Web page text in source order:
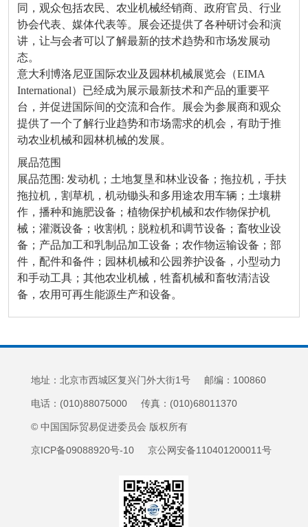
同，观众包括农民、农业机械经销商、政府官员、行业
协会代表、媒体代表等。展会还提供了各种研讨会和演
讲，让与会者可以了解最新的技术趋势和市场发展动
态。
意大利博洛尼亚国际农业及园林机械展览会（EIMA
International）已经成为展示最新技术和产品的重要平
台，并促进国际间的交流和合作。展会为参展商和观众
提供了一个了解行业趋势和市场需求的机会，有助于推
动农业机械和园林机械的发展。
展品范围
展品范围: 发动机；土地复垦和林业设备；拖拉机，手扶
拖拉机，割草机，机动锄头和多用途农用车辆；土壤耕
作，播种和施肥设备；植物保护机械和农作物保护机
械；灌溉设备；收割机；脱粒机和调节设备；畜牧业设
备；产品加工和乳制品加工设备；农作物运输设备；部
件，配件和备件；园林机械和公园养护设备，小型动力
和手动工具；其他农业机械，牲畜机械和畜牧清洁设
备，农用可再生能源生产和设备。
地址：北京市西城区复兴门外大街1号 邮编：100860
电话：(010)88075000 传真：(010)68011370
© 中国国际贸易促进委员会 版权所有
京ICP备09088920号-10 京公网安备110401200011号